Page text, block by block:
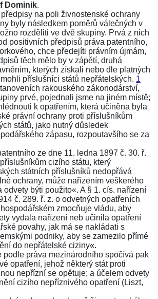
Dominik.
na poli živnostenské ochrany
byly následkem poměrů válečných v
rozděliti ve dvě skupiny. Prvá z nich
positivních předpisů práva patentního,
chce předejíti právním újmám,
těch mělo by v zápětí, druhá
kterých získali nebo dle platných
příslušníci států nepřátelských. 1
rakouského zákonodárství,
prvé, pojednali jsme na jiném místě;
k opatřením, která učiněna byla
právní ochrany proti příslušníkům
států, jako nutný důsledek
zápasu, rozpoutavšího se za
ze dne 11. ledna 1897 č. 30. ř.
cizího státu, který
státních příslušníků nedopřává
ochrany, může nařízením veškerého
odvety býti použito«. A § 1. cís. nařízení
č. 289. ř. z. o odvetných opatřeních
zmocňuje vládu, aby
vydala nařízení neb učinila opatření
povahy, jak má se nakládati s
podniky, aby se zamezilo přímé
do nepřátelské ciziny«.
podle práva mezinárodního spočívá pak
opatření, jehož některý stát proti
nepřízní se opětuje; a účelem odvety
cizího nepříznivého opatření (Liszt,